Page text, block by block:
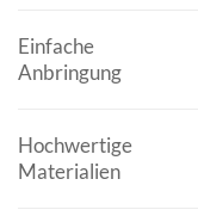
Einfache
Anbringung
Hochwertige
Materialien